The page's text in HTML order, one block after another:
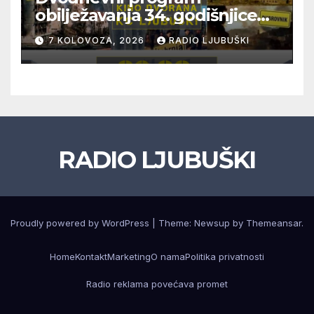
obilježavanja 34. godišnjice
pogibije generala Blaža
Kraljevića i osmorice
pripadnika HOS-a
7 KOLOVOZA, 2026 RADIO LJUBUŠKI
RADIO LJUBUŠKI
Proudly powered by WordPress Theme: Newsup by Themeansar.
HomeKontaktMarketingO namaPolitika privatnosti
Radio reklama povećava promet